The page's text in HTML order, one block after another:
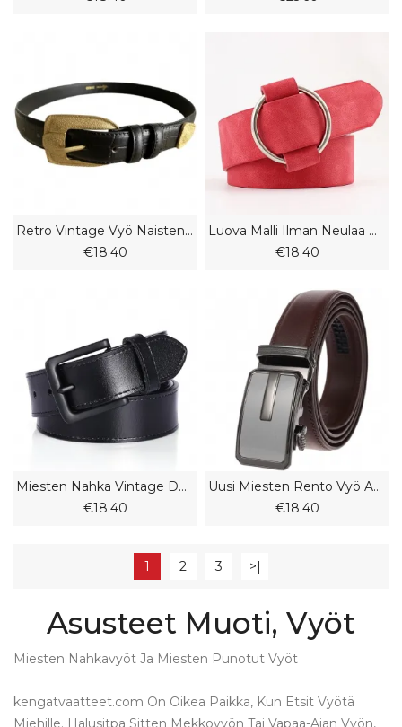
Retro Vintage Vyö Naisten Lehmännahkainen Housut Vyö Naisen Nahka Vyö Koristelu
€18.40
Luova Malli Ilman Neulaa Pyöreä Solki Rento Naisten Vyö Nuorten Muoti Leveä Vyö
€18.40
Miesten Nahka Vintage Denim Belt Pin Solki Ompeluvyö
€18.40
Uusi Miesten Rento Vyö Automaattinen Solkivyö
€18.40
1 2 3 >|
Asusteet Muoti, Vyöt
Miesten Nahkavyöt Ja Miesten Punotut Vyöt
kengatvaatteet.com On Oikea Paikka, Kun Etsit Vyötä
Miehille. Halusitpa Sitten Mekkovyön Tai Vapaa-Ajan Vyön,